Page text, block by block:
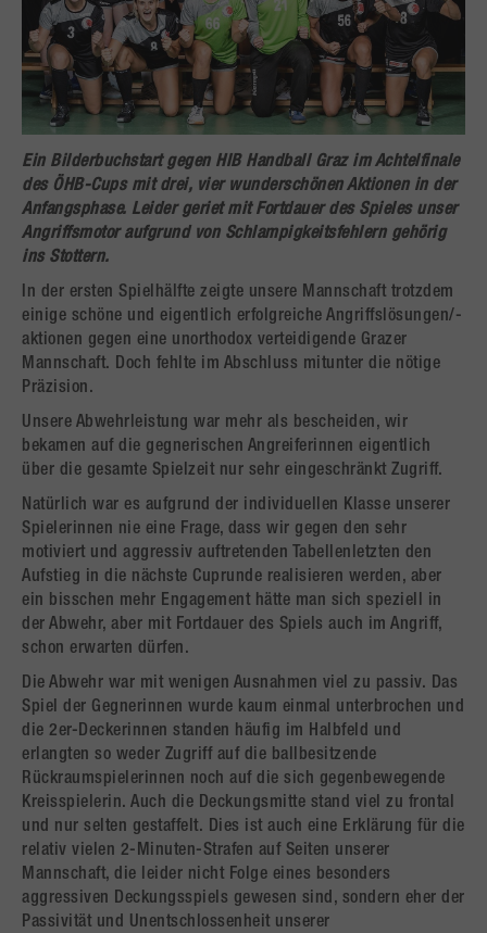
Ein Bilderbuchstart gegen HIB Handball Graz im Achtelfinale
des ÖHB-Cups mit drei, vier wunderschönen Aktionen in der
Anfangsphase. Leider geriet mit Fortdauer des Spieles unser
Angriffsmotor aufgrund von Schlampigkeitsfehlern gehörig
ins Stottern.
In der ersten Spielhälfte zeigte unsere Mannschaft trotzdem
einige schöne und eigentlich erfolgreiche Angriffslösungen/-
aktionen gegen eine unorthodox verteidigende Grazer
Mannschaft. Doch fehlte im Abschluss mitunter die nötige
Präzision.
Unsere Abwehrleistung war mehr als bescheiden, wir
bekamen auf die gegnerischen Angreiferinnen eigentlich
über die gesamte Spielzeit nur sehr eingeschränkt Zugriff.
Natürlich war es aufgrund der individuellen Klasse unserer
Spielerinnen nie eine Frage, dass wir gegen den sehr
motiviert und aggressiv auftretenden Tabellenletzten den
Aufstieg in die nächste Cuprunde realisieren werden, aber
ein bisschen mehr Engagement hätte man sich speziell in
der Abwehr, aber mit Fortdauer des Spiels auch im Angriff,
schon erwarten dürfen.
Die Abwehr war mit wenigen Ausnahmen viel zu passiv. Das
Spiel der Gegnerinnen wurde kaum einmal unterbrochen und
die 2er-Deckerinnen standen häufig im Halbfeld und
erlangten so weder Zugriff auf die ballbesitzende
Rückraumspielerinnen noch auf die sich gegenbewegende
Kreisspielerin. Auch die Deckungsmitte stand viel zu frontal
und nur selten gestaffelt. Dies ist auch eine Erklärung für die
relativ vielen 2-Minuten-Strafen auf Seiten unserer
Mannschaft, die leider nicht Folge eines besonders
aggressiven Deckungsspiels gewesen sind, sondern eher der
Passivität und Unentschlossenheit unserer